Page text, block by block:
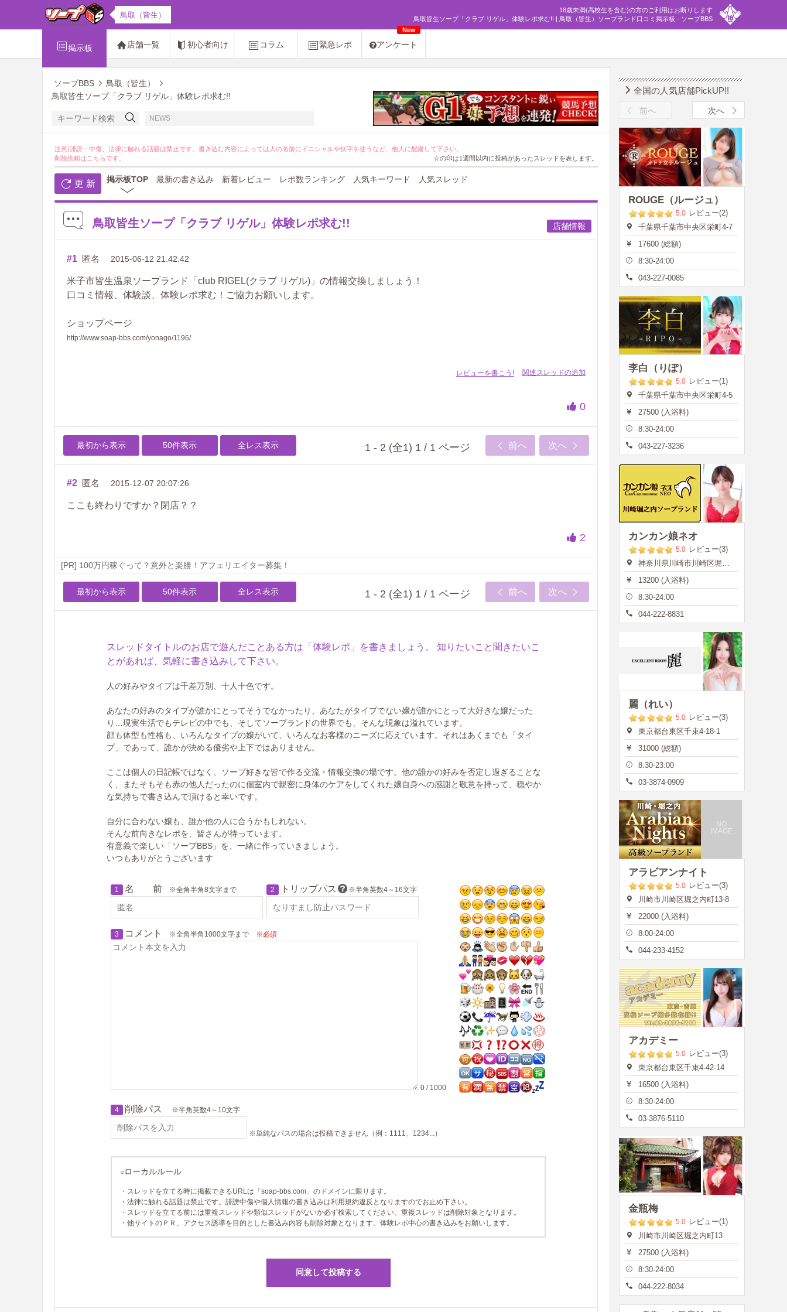
18歳未満(高校生を含む)の方のご利用はお断りします
鳥取皆生ソープ「クラブ リゲル」体験レポ求む!! | 鳥取（皆生）ソープランド口コミ掲示板 - ソープBBS
鳥取（皆生）
掲示板 店舗一覧 初心者向け コラム 緊急レポ アンケート
New
ソープBBS
鳥取（皆生）
鳥取皆生ソープ「クラブ リゲル」体験レポ求む!!
NEWS [PR]友達紹介キャンペーン２０％OFF！
注意)誹謗・中傷、法律に触れる話題は禁止です。書き込む内容によっては人の名前にイニシャルや伏字を使うなど、他人に配慮して下さい。
削除依頼は こちらです。 ☆の印は1週間以内に投稿があったスレッドを表します。
更 新 掲示板TOP 最新の書き込み 新着レビュー レポ数ランキング 人気キーワード 人気スレッド
鳥取皆生ソープ「クラブ リゲル」体験レポ求む!! 店舗情報
#1 匿名 2015-06-12 21:42:42
米子市皆生温泉ソープランド「club RIGEL(クラブ リゲル)」の情報交換しましょう！
口コミ情報、体験談、体験レポ求む！ご協力お願いします。
ショップページ
http://www.soap-bbs.com/yonago/1196/
関連スレッドの追加
レビューを書こう!
0
最初から表示 50件表示 全レス表示 1 - 2 (全1) 1 / 1 ページ 前へ 次へ
#2 匿名 2015-12-07 20:07:26
ここも終わりですか？閉店？？
2
[PR] 100万円稼ぐって？意外と楽勝！アフェリエイター募集！
最初から表示 50件表示 全レス表示 1 - 2 (全1) 1 / 1 ページ 前へ 次へ
スレッドタイトルのお店で遊んだことある方は「体験レポ」を書きましょう。 知りたいこと聞きたいこ
とがあれば、気軽に書き込みして下さい。
人の好みやタイプは千差万別、十人十色です。
あなたの好みのタイプが誰かにとってそうでなかったり、あなたがタイプでない嬢が誰かにとって大好きな嬢だった
り…現実生活でもテレビの中でも、そしてソープランドの世界でも、そんな現象は溢れています。
顔も体型も性格も、いろんなタイプの嬢がいて、いろんなお客様のニーズに応えています。それはあくまでも「タイ
プ」であって、誰かが決める優劣や上下ではありません。
ここは個人の日記帳ではなく、ソープ好きな皆で作る交流・情報交換の場です。他の誰かの好みを否定し過ぎることな
く、またそもそも赤の他人だったのに個室内で親密に身体のケアをしてくれた嬢自身への感謝と敬意を持って、穏やか
な気持ちで書き込んで頂けると幸いです。
自分に合わない嬢も、誰か他の人に合うかもしれない。
そんな前向きなレポを、皆さんが待っています。
有意義で楽しい「ソープBBS」を、一緒に作っていきましょう。
いつもありがとうございます
1 名 前 ※全角半角8文字まで 2 トリップパス ※半角英数4～16文字
3 コメント ※全角半角1000文字まで ※必須
0 / 1000
4 削除パス ※半角英数4～10文字
※単純なパスの場合は投稿できません（例：1111、1234...）
○ローカルルール
・スレッドを立てる時に掲載できるURLは「soap-bbs.com」のドメインに限ります。
・法律に触れる話題は禁止です。誹謗中傷や個人情報の書き込みは利用規約違反となりますのでお止め下さい。
・スレッドを立てる前には重複スレッドや類似スレッドがないか必ず検索してください。重複スレッドは削除対象となります。
・他サイトのＰＲ、アクセス誘導を目的とした書込み内容も削除対象となります。体験レポ中心の書き込みをお願いします。
全国の人気店舗PickUP!!
前へ 次へ
ROUGE（ルージュ）
5.0 レビュー(2)
千葉県千葉市中央区栄町4-7
17600 (総額)
8:30-24:00
043-227-0085
李白（りぽ）
5.0 レビュー(1)
千葉県千葉市中央区栄町4-5
27500 (入浴料)
8:30-24:00
043-227-3236
カンカン娘ネオ
5.0 レビュー(3)
神奈川県川崎市川崎区堀之内町13
13200 (入浴料)
8:30-24:00
044-222-8831
麗（れい）
5.0 レビュー(3)
東京都台東区千束4-18-1
31000 (総額)
8:30-23:00
03-3874-0909
NO
IMAGE
アラビアンナイト
5.0 レビュー(3)
川崎市川崎区堀之内町13-8
22000 (入浴料)
8:00-24:00
044-233-4152
アカデミー
5.0 レビュー(3)
東京都台東区千束4-42-14
16500 (入浴料)
8:30-24:00
03-3876-5110
金瓶梅
5.0 レビュー(1)
川崎市川崎区堀之内町13
27500 (入浴料)
8:30-24:00
044-222-8034